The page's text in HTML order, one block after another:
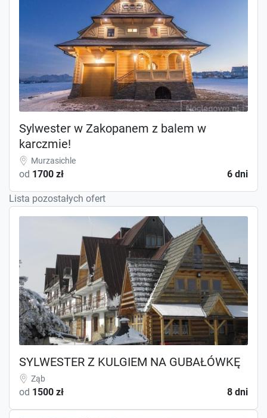
Sylwester w Zakopanem z balem w
karczmie!
Murzasichle
od 1700 zł 6 dni
Lista pozostałych ofert
SYLWESTER Z KULGIEM NA GUBAŁÓWKĘ
Ząb
od 1500 zł 8 dni